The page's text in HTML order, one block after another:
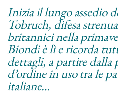
Inizia il lungo assedio
Tobruch, difesa
britannici nella
Biondi è lì e ricorda
dettagli, a partire dalla
d’ordine in uso tra le
italiane…